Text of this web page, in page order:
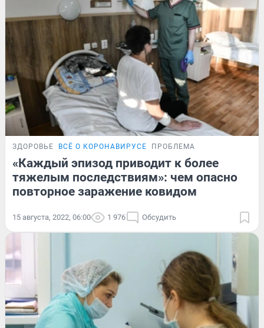
ЗДОРОВЬЕ ВСЁ О КОРОНАВИРУСЕ ПРОБЛЕМА
«Каждый эпизод приводит к более
тяжелым последствиям»: чем опасно
повторное заражение ковидом
15 августа, 2022, 06:00 1 976 Обсудить